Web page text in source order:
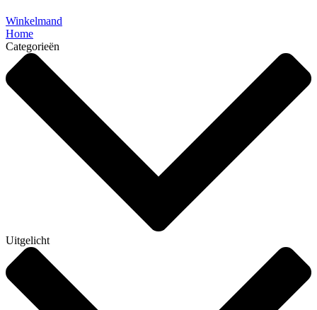
Winkelmand
Home
Categorieën
Uitgelicht